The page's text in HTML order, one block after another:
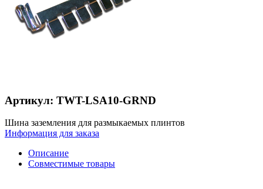
Артикул: TWT-LSA10-GRND
Шина заземления для размыкаемых плинтов
Информация для заказа
Описание
Совместимые товары